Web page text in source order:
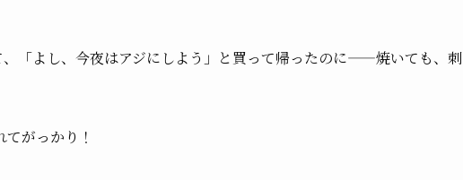
、「よし、今夜はアジにしよう」と買って帰ったのに——焼いても、刺
がっかり！